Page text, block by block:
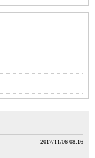
2017/11/06 08:16